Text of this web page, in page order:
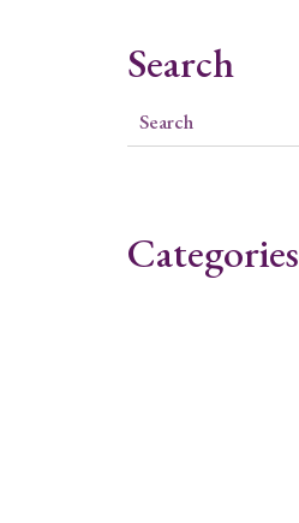
Search
Categories